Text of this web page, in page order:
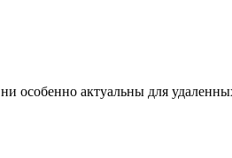
особенно актуальны для